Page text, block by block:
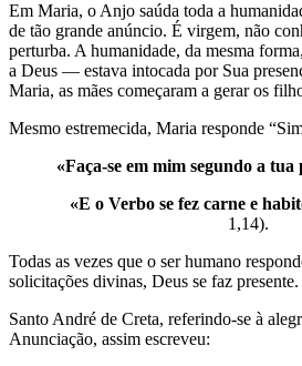
Em Maria, o Anjo saúda toda a
de tão grande anúncio. É virgem, não
perturba. A humanidade, da mesma
a Deus — estava intocada por Sua
Maria, as mães começaram a gerar os
Mesmo estremecida, Maria responde
«Faça-se em mim segundo a tua
«E o Verbo se fez carne e
1,14).
Todas as vezes que o ser humano
solicitações divinas, Deus se faz presente.
Santo André de Creta, referindo-se à
Anunciação, assim escreveu: